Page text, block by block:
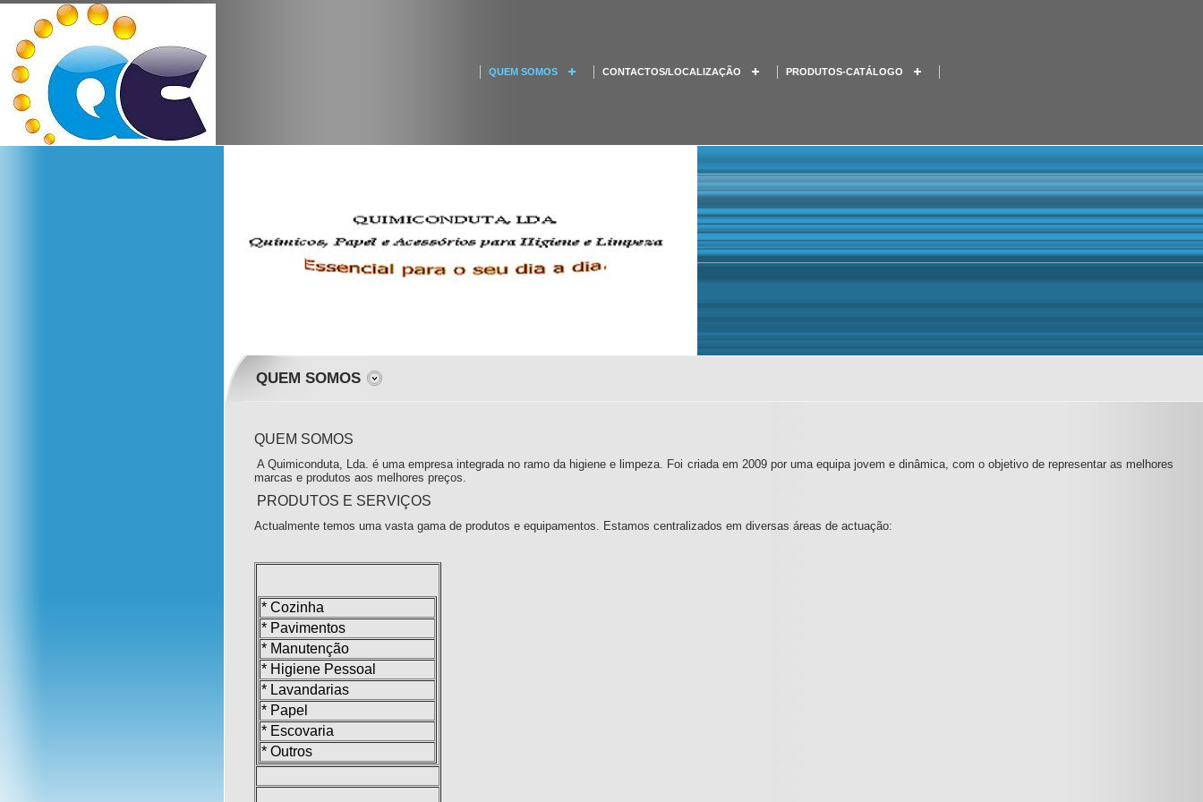
QUEM SOMOS CONTACTOS/LOCALIZAÇÃO PRODUTOS-CATÁLOGO
QUEM SOMOS
QUEM SOMOS
A Quimiconduta, Lda. é uma empresa integrada no ramo da higiene e limpeza. Foi criada em 2009 por uma equipa jovem e dinâmica, com o objetivo de representar as melhores
marcas e produtos aos melhores preços.
PRODUTOS E SERVIÇOS
Actualmente temos uma vasta gama de produtos e equipamentos. Estamos centralizados em diversas áreas de actuação:
* Cozinha
* Pavimentos
* Manutenção
* Higiene Pessoal
* Lavandarias
* Papel
* Escovaria
* Outros